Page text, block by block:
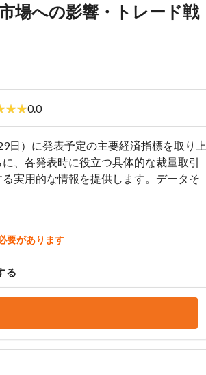
場への影響・トレード戦
0.0
日）に発表予定の主要経済指標を取り上
、各発表時に役立つ具体的な裁量取引
実用的な情報を提供します。データそ
要があります
る